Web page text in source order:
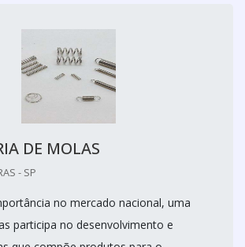
DE MOLAS
- SP
no mercado nacional, uma
participa no desenvolvimento e